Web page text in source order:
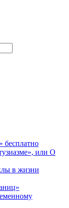
бесплатно
или О
в жизни